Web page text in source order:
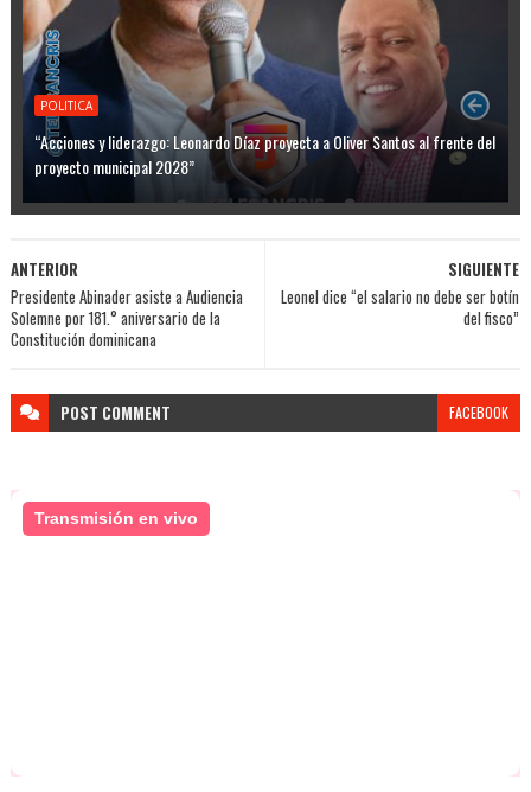
POLITICA
“Acciones y liderazgo: Leonardo Díaz proyecta a Oliver Santos al frente del
proyecto municipal 2028”
SIGUIENTE
Leonel dice “el salario no debe ser botín
del fisco”
ANTERIOR
Presidente Abinader asiste a Audiencia
Solemne por 181.° aniversario de la
Constitución dominicana
POST COMMENT FACEBOOK
Transmisión en vivo